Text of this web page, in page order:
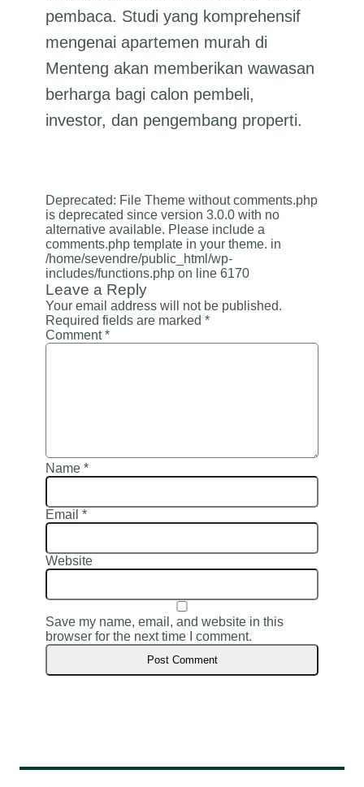
pembaca. Studi yang komprehensif
mengenai apartemen murah di
Menteng akan memberikan wawasan
berharga bagi calon pembeli,
investor, dan pengembang properti.
Deprecated: File Theme without comments.php
is deprecated since version 3.0.0 with no
alternative available. Please include a
comments.php template in your theme. in
/home/sevendre/public_html/wp-
includes/functions.php on line 6170
Leave a Reply
Your email address will not be published.
Required fields are marked *
Comment*
Name *
Email *
Website
Save my name, email, and website in this
browser for the next time I comment.